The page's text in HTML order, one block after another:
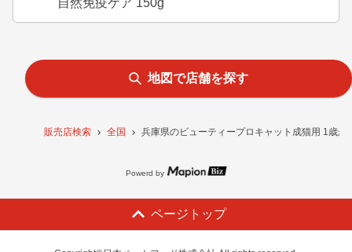
販売店検索 全国 兵庫県のビューティープロキャット成猫用 1歳か
自然免疫ケア 150g
地図で店舗を探す
Powerd by
ページトップ